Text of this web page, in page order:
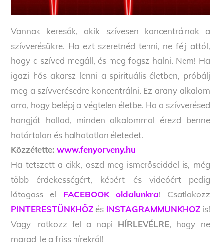
Vannak keresők, akik szívesen koncentrálnak a
szívverésükre. Ha ezt szeretnéd tenni, ne félj attól,
hogy a szíved megáll, és meg fogsz halni. Nem! Ha
igazi hős akarsz lenni a spirituális életben, próbálj
meg a szívverésedre koncentrálni. Ez arany alkalom
arra, hogy belépj a végtelen életbe. Ha a szívverésed
hangját hallod, minden alkalommal érezd benne
határtalan és halhatatlan életedet.
Közzétette:www.fenyorveny.hu
Ha tetszett a cikk, oszd meg ismerőseiddel is, még
több érdekességért, képért és videóért pedig
látogass el FACEBOOK oldalunkra! Csatlakozz
PINTERESTÜNKHÖZ és INSTAGRAMMUNKHOZis!
Vagy iratkozz fel a napi HÍRLEVÉLRE, hogy ne
maradj le a friss hírekről!